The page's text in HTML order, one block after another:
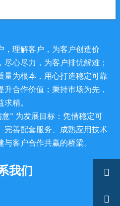
，理解客户，为客户创造价
心尽力，为客户排忧解难；
量为根本，用心打造稳定可靠
合作价值；秉持市场为先，
精。
” 为发展目标：凭借稳定可
完善配套服务、成熟应用技术
客户合作共赢的桥梁。
我们 
